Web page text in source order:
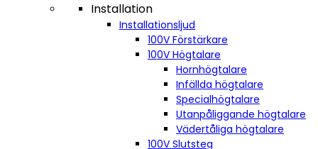
Installation
Installationsljud
100V Förstärkare
100V Högtalare
Hornhögtalare
Infällda högtalare
Specialhögtalare
Utanpåliggande högtalare
Vädertåliga högtalare
100V Slutsteg